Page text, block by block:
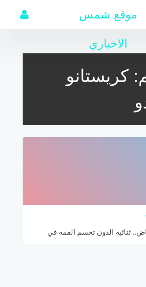
موقع شمس
الاخباري
كريستانو
ثنائية الدون تحسم القمة في